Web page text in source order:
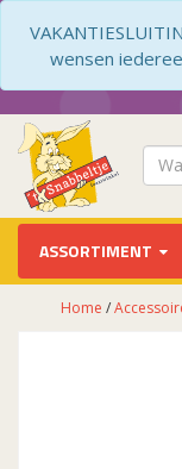
wensen
ASSORTIMENT
Home /